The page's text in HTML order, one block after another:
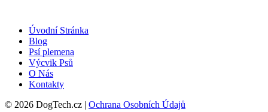
Úvodní Stránka
Blog
Psí plemena
Výcvik Psů
O Nás
Kontakty
© 2026 DogTech.cz | Ochrana Osobních Údajů